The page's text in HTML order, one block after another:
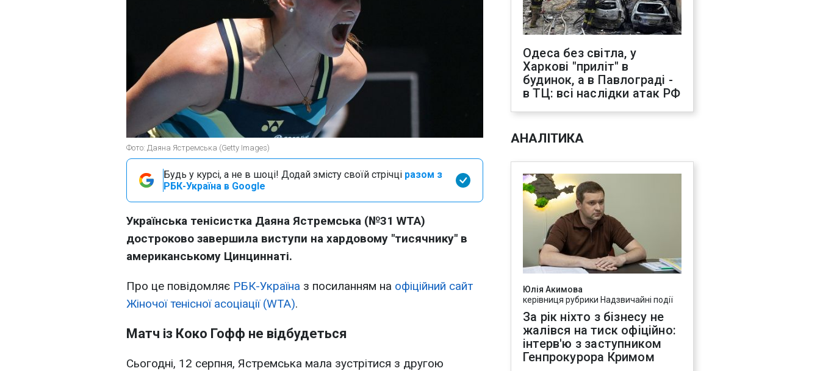
Фото: Даяна Ястремська (Getty Images)
Будь у курсі, а не в шоці! Додай змісту своїй стрічці разом з
РБК-Україна в Google
Українська тенісистка Даяна Ястремська (№31 WTA)
достроково завершила виступи на хардовому "тисячнику" в
американському Цинциннаті.
Про це повідомляє РБК-Україна з посиланням на офіційний сайт
Жіночої тенісної асоціації (WTA).
Матч із Коко Гофф не відбудеться
Сьогодні, 12 серпня, Ястремська мала зустрітися з другою
Одеса без світла, у
Харкові "приліт" в
будинок, а в Павлограді -
в ТЦ: всі наслідки атак РФ
АНАЛІТИКА
Юлія Акимова
керівниця рубрики Надзвичайні події
За рік ніхто з бізнесу не
жалівся на тиск офіційно:
інтерв'ю з заступником
Генпрокурора Кримом